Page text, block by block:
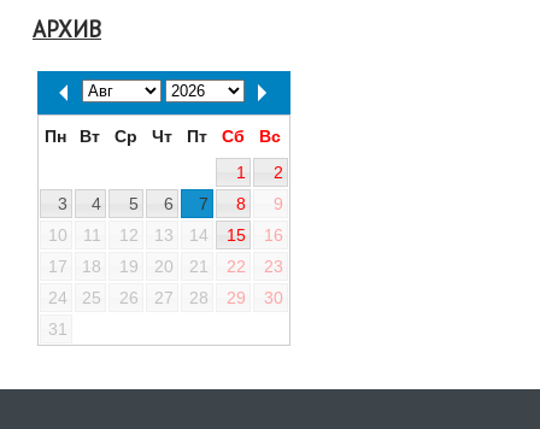
АРХИВ
Пн Вт Ср Чт Пт Сб
Вс
1
2
3
4 5 6 7 8
9
10
11 12 13 14 15
16
17
18 19 20 21 22
23
24
25 26 27 28 29
30
31